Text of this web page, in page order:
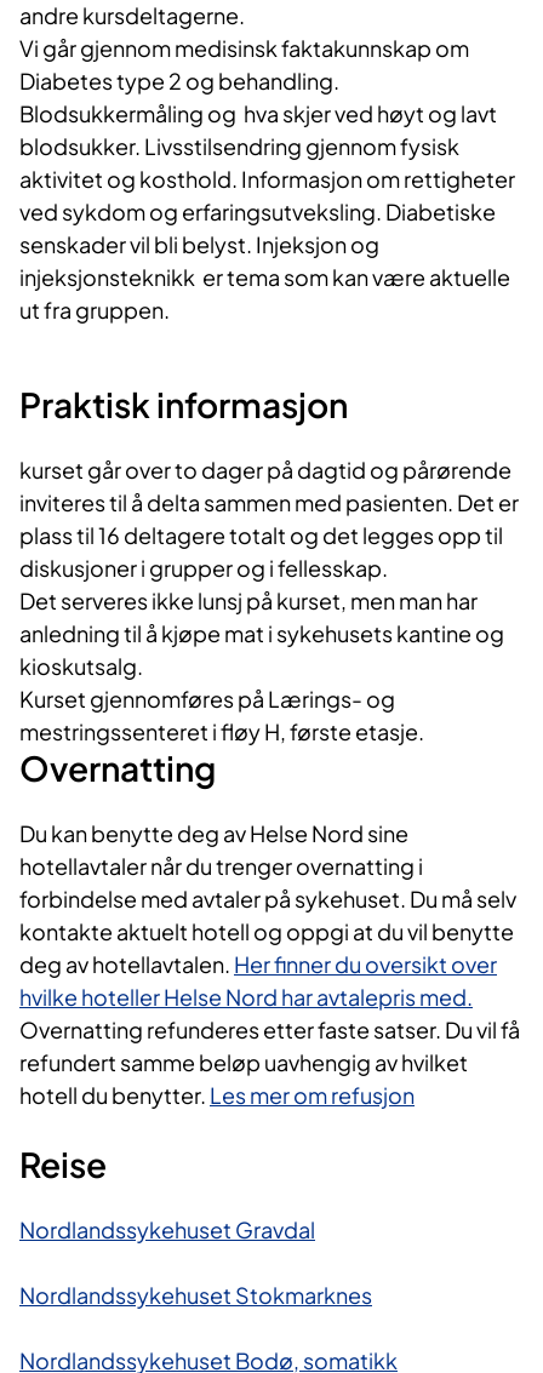
andre kursdeltagerne.​
Vi går gjennom medisinsk faktakunnskap om
Diabetes type 2 og behandling.
Blodsukkermåling og hva skjer ved høyt og lavt
blodsukker. Livsstilsendring gjennom fysisk
aktivitet og kosthold. Informasjon om rettigheter
ved sykdom og erfaringsutveksling. Diabetiske
senskader vil bli belyst. Injeksjon og
injeksjonsteknikk er tema som kan være aktuelle
ut fra gruppen.
Praktisk informasjon
kurset går over to dager på dagtid og pårørende
inviteres til å delta sammen med pasienten. Det er
plass til 16 deltagere totalt og det legges opp til
diskusjoner i grupper og i fellesskap.
Det serveres ikke lunsj på kurset, men man har
anledning til å kjøpe mat i sykehusets kantine og
kioskutsalg.
Kurset gjennomføres på Lærings- og
mestringssenteret i fløy H, første etasje.
Overnatting
Du kan benytte deg av Helse Nord sine
hotellavtaler når du trenger overnatting i
forbindelse med avtaler på sykehuset. Du må selv
kontakte aktuelt hotell og oppgi at du vil benytte
deg av hotellavtalen. Her finner du oversikt over
hvilke hoteller Helse Nord har avtalepris med.
Overnatting refunderes etter faste satser. Du vil få
refundert samme beløp uavhengig av hvilket
hotell du benytter. Les mer om refusjon
Reise
Nordlandssykehuset Gravdal
Nordlandssykehuset Stokmarknes
Nordlandssykehuset Bodø, somatikk